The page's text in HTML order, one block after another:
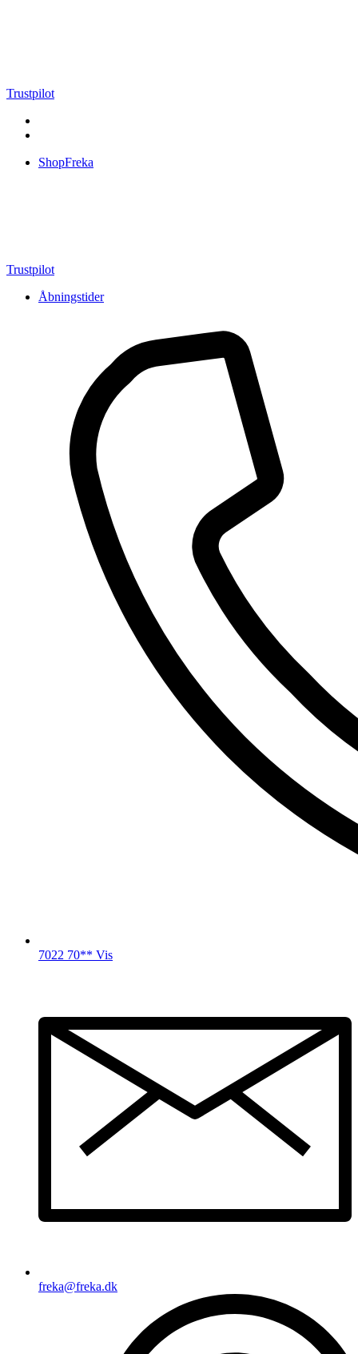
Trustpilot
ShopFreka
Trustpilot
Åbningstider
7022 70** Vis
freka@freka.dk